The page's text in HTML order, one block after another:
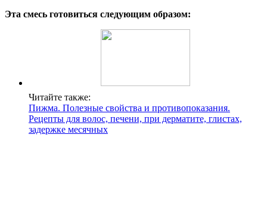
Эта смесь готовиться следующим образом:
Читайте также:
Пижма. Полезные свойства и противопоказания.
Рецепты для волос, печени, при дерматите, глистах,
задержке месячных